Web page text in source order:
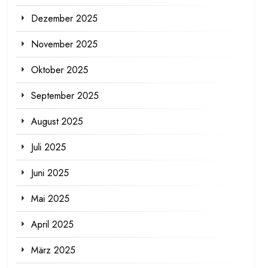
Dezember 2025
November 2025
Oktober 2025
September 2025
August 2025
Juli 2025
Juni 2025
Mai 2025
April 2025
März 2025